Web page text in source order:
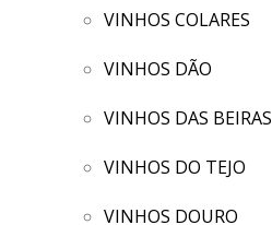
VINHOS COLARES
VINHOS DÃO
VINHOS DAS BEIRAS
VINHOS DO TEJO
VINHOS DOURO